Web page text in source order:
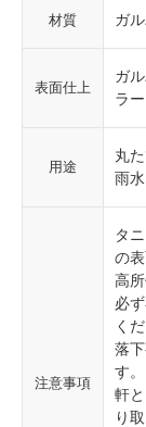
材質 ガ
表面仕上
ガ
ラー
用途
丸
雨
注意事項
タ
の
高
必
く
落
す。
軒
り